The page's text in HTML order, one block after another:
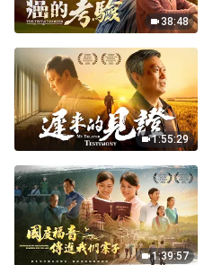
38:48
1:55:29
1:39:57